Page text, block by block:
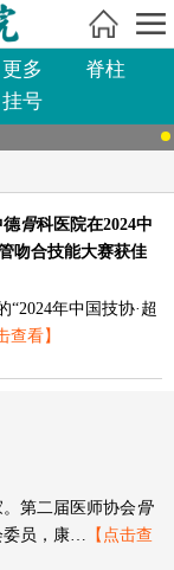
更多
脊柱
挂号
德骨科医院在2024中
吻合技能大赛获佳
“2024年中国技协·超
查看】
第二届医师协会骨
员，康…
【点击查